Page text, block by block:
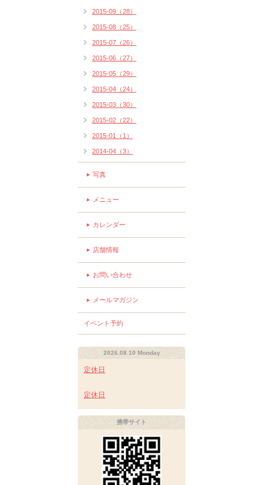
2015-09（28）
2015-08（25）
2015-07（26）
2015-06（27）
2015-05（29）
2015-04（24）
2015-03（30）
2015-02（22）
2015-01（1）
2014-04（3）
写真
メニュー
カレンダー
店舗情報
お問い合わせ
メールマガジン
イベント予約
2026.08.10 Monday
定休日
定休日
携帯サイト